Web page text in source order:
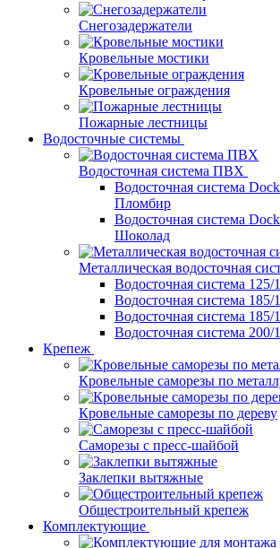
Снегозадержатели
Кровельные мостики
Кровельные ограждения
Пожарные лестницы
Водосточные системы
Водосточная система ПВХ
Водосточная система
Пломбир
Водосточная система
Шоколад
Металлическая водосточная
Водосточная система
Водосточная система
Водосточная система
Водосточная система
Крепеж
Кровельные саморезы по
Кровельные саморезы по дереву
Саморезы с пресс-шайбой
Заклепки вытяжные
Общестроительный крепеж
Комплектующие